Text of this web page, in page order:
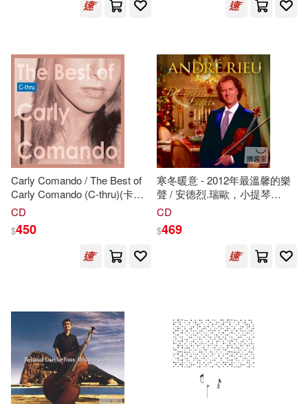
編(4)
人民音樂出版社編輯部 編(3)
劉輝（主編）(3) 本社編(3)
李音浪（編）(3) 陳沛慈(3)
中國音樂學院聲樂系 編(2)
劉芸 著張宇光，朱晉平 主編(2)
姚世真(2) 張元瑞(2)
(可複選)
SONY MUSIC(27)
人民音樂出版社(25)
Universal(22)
上海音樂出版社(20)
Alfred Music(17)
上海音樂學院出版社(15)
安徽文藝出版社(15)
配送方式 (可複選)
可港澳店取(425)
可新加坡店取(380)
Carly Comando / The Best of
Carly Comando (C-thru)(卡莉
卡曼多 / 卡莉卡曼多 -
CD
$450
寒冬暖意 - 2012年最溫馨的樂
聲 / 安德烈.瑞歐，小提琴
(Andre Rieu / December
CD
$469